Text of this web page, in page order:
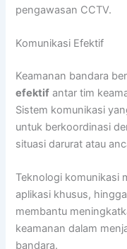
pengawasan CCTV.
Komunikasi Efektif
Keamanan bandara
efektif antar tim
Sistem komunikasi
untuk berkoordinasi
situasi darurat atau
Teknologi komunikasi
aplikasi khusus,
membantu
keamanan dalam
bandara.